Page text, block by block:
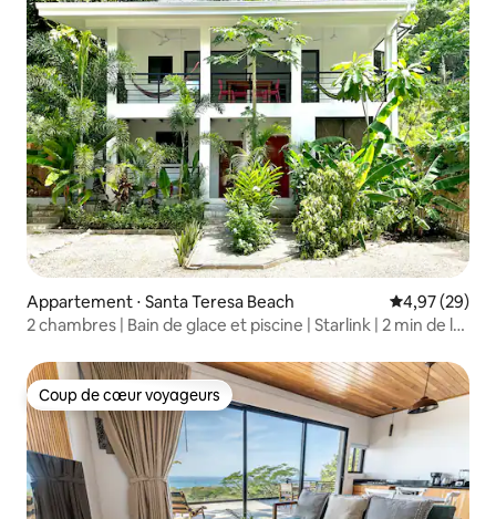
Appartement ⋅ Santa Teresa Beach Évaluation
4,97 (29)
2 chambres | Bain de glace et piscine | Starlink | 2 min de la
Coup de cœur voyageurs
Coup de cœur voyageurs